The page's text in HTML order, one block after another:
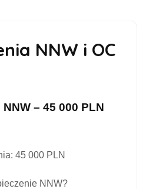
NNW i OC
– 45 000 PLN
45 000 PLN
NNW?